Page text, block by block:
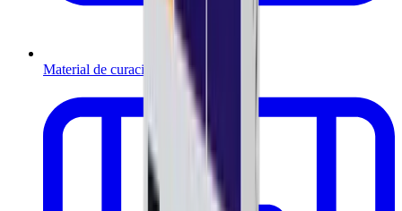
Material de curación